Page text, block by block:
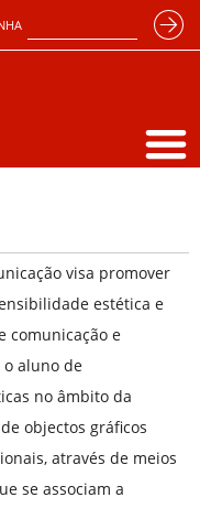
visa promover
estética e
comunicação e
o aluno de
no âmbito da
objectos gráficos
através de meios
se associam a